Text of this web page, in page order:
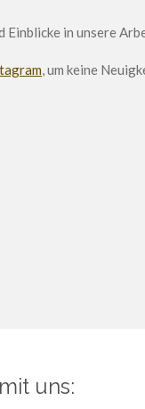
in unsere
, um keine
uns: